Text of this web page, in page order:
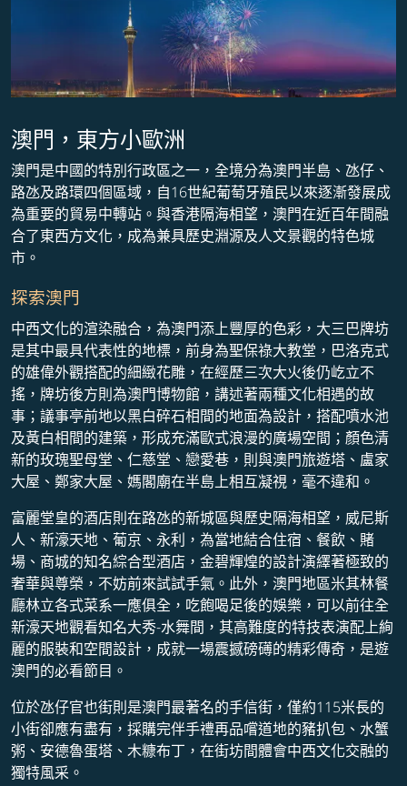
澳門，東方小歐洲
澳門是中國的特別行政區之一，全境分為澳門半島、氹仔、
路氹及路環四個區域，自16世紀葡萄牙殖民以來逐漸發展成
為重要的貿易中轉站。與香港隔海相望，澳門在近百年間融
合了東西方文化，成為兼具歷史淵源及人文景觀的特色城
市。
探索澳門
中西文化的渲染融合，為澳門添上豐厚的色彩，大三巴牌坊
是其中最具代表性的地標，前身為聖保祿大教堂，巴洛克式
的雄偉外觀搭配的細緻花雕，在經歷三次大火後仍屹立不
搖，牌坊後方則為澳門博物館，講述著兩種文化相遇的故
事；議事亭前地以黑白碎石相間的地面為設計，搭配噴水池
及黃白相間的建築，形成充滿歐式浪漫的廣場空間；顏色清
新的玫瑰聖母堂、仁慈堂、戀愛巷，則與澳門旅遊塔、盧家
大屋、鄭家大屋、媽閣廟在半島上相互凝視，毫不違和。
富麗堂皇的酒店則在路氹的新城區與歷史隔海相望，威尼斯
人、新濠天地、葡京、永利，為當地結合住宿、餐飲、賭
場、商城的知名綜合型酒店，金碧輝煌的設計演繹著極致的
奢華與尊榮，不妨前來試試手氣。此外，澳門地區米其林餐
廳林立各式菜系一應俱全，吃飽喝足後的娛樂，可以前往全
新濠天地觀看知名大秀-水舞間，其高難度的特技表演配上絢
麗的服裝和空間設計，成就一場震撼磅礡的精彩傳奇，是遊
澳門的必看節目。
位於氹仔官也街則是澳門最著名的手信街，僅約115米長的
小街卻應有盡有，採購完伴手禮再品嚐道地的豬扒包、水蟹
粥、安德魯蛋塔、木糠布丁，在街坊間體會中西文化交融的
獨特風采。